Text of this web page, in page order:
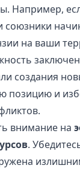
Например,
союзники
на ваши
создания
позицию и
внимание на
.